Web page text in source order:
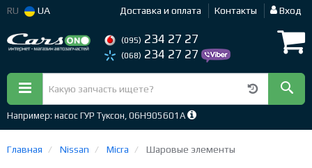
RU UA Доставка и оплата Контакты Вход
(095) 234 27 27
(068) 234 27 27
Например: насос ГУР Туксон, 06H905601A
Главная Nissan Micra Шаровые элементы